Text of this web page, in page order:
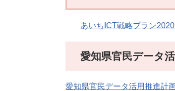
あいちICT戦略プラン
愛知県官民データ
愛知県官民データ活用推進計